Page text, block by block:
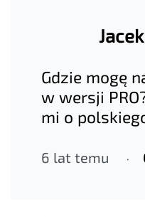
Jacek
Gdzie mogę
w wersji
mi o
6 lat temu